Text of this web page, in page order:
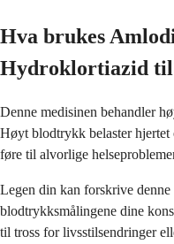
Hva brukes
Hydroklortiazid
Denne medisinen behandler
Høyt blodtrykk belaster hjertet
føre til alvorlige
Legen din kan forskrive
blodtrykksmålingene dine
til tross for livsstilsendringer